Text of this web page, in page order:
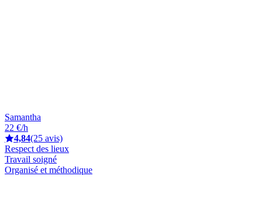
Samantha
22 €/h
4,84(25 avis)
Respect des lieux
Travail soigné
Organisé et méthodique